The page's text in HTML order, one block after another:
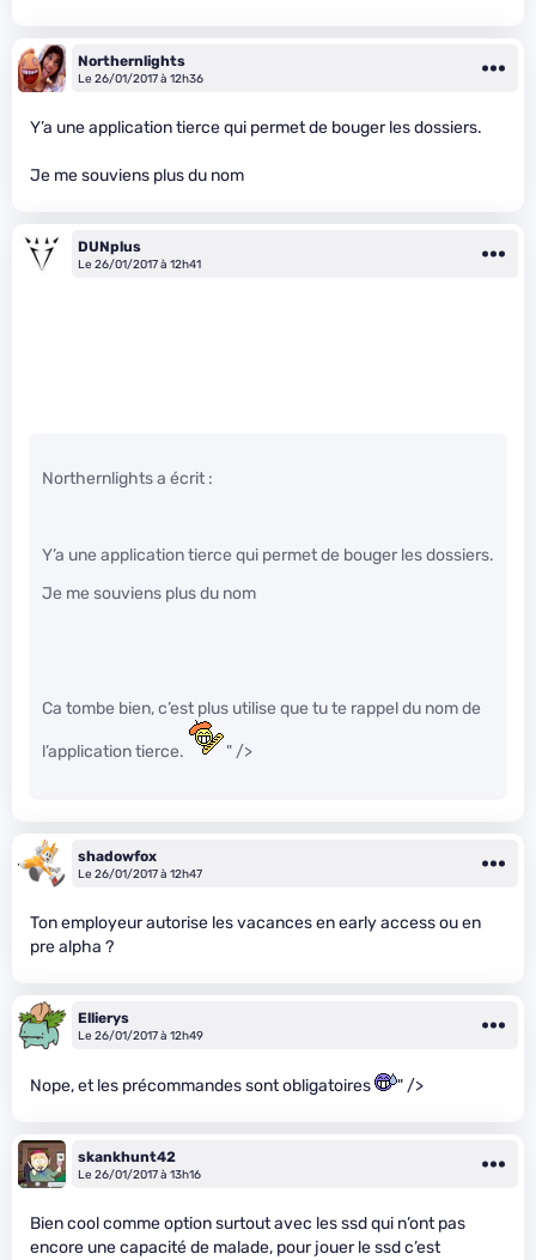
Northernlights
Le 26/01/2017 à 12h36
Y’a une application tierce qui permet de bouger les dossiers.
Je me souviens plus du nom
DUNplus
Le 26/01/2017 à 12h41
Northernlights a écrit :
Y’a une application tierce qui permet de bouger les dossiers.
Je me souviens plus du nom
Ca tombe bien, c’est plus utilise que tu te rappel du nom de
l’application tierce. " />
shadowfox
Le 26/01/2017 à 12h47
Ton employeur autorise les vacances en early access ou en
pre alpha ?
Ellierys
Le 26/01/2017 à 12h49
Nope, et les précommandes sont obligatoires " />
skankhunt42
Le 26/01/2017 à 13h16
Bien cool comme option surtout avec les ssd qui n’ont pas
encore une capacité de malade, pour jouer le ssd c’est